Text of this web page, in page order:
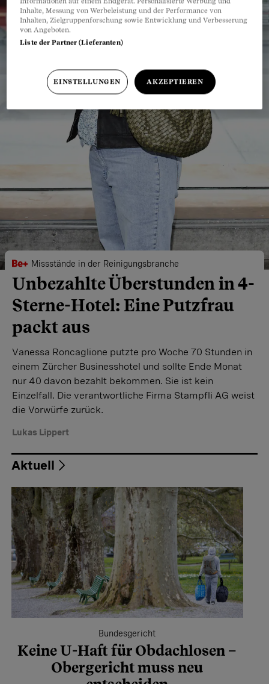
Missstände in der Reinigungsbranche
Unbezahlte Überstunden in 4-
Sterne-Hotel: Eine Putzfrau
packt aus
Vanessa Roncaglione putzte pro Woche 70 Stunden in
einem Zürcher Businesshotel und sollte Ende Monat
nur 40 davon bezahlt bekommen. Sie ist kein
Einzelfall. Die verantwortliche Firma Stampfli AG weist
die Vorwürfe zurück.
Lukas Lippert
Aktuell
Bundesgericht
Keine U-Haft für Obdachlosen –
Obergericht muss neu
Inhalte, Messung von Werbeleistung und der Performance von
Inhalten, Zielgruppenforschung sowie Entwicklung und Verbesserung
von Angeboten.
Liste der Partner (Lieferanten)
EINSTELLUNGEN AKZEPTIEREN